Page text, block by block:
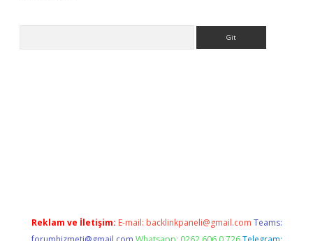
Reklam ve İletişim: E-mail: backlinkpaneli@gmail.com Teams: